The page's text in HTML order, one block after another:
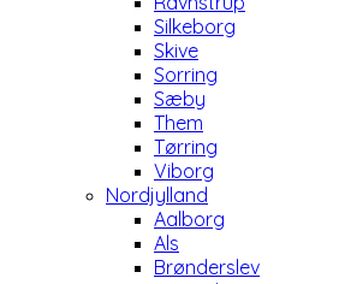
Silkeborg
Skive
Sorring
Sæby
Them
Tørring
Viborg
Nordjylland
Aalborg
Als
Brønderslev